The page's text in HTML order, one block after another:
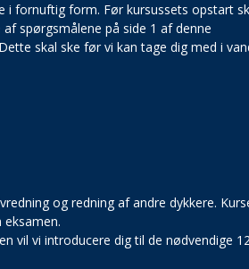
fornuftig form. Før kursussets opstart
spørgsmålene på side 1 af denne
skal ske før vi kan tage dig med i
og redning af andre dykkere.
vil vi introducere dig til de nødvendige